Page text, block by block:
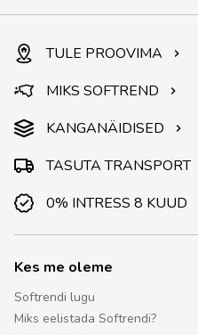
TULE PROOVIMA
MIKS SOFTREND
KANGANÄIDISED
TASUTA TRANSPORT
0% INTRESS 8 KUUD
Kes me oleme
Softrendi lugu
Miks eelistada Softrendi?